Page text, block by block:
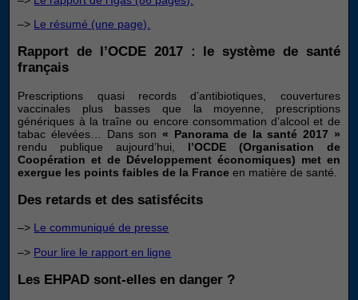
–> Le résumé (une page).
Rapport de l’OCDE 2017 : le système de santé
français
Prescriptions quasi records d’antibiotiques, couvertures
vaccinales plus basses que la moyenne, prescriptions
génériques à la traîne ou encore consommation d’alcool et de
tabac élevées… Dans son « Panorama de la santé 2017 »
rendu publique aujourd’hui, l’OCDE (Organisation de
Coopération et de Développement économiques) met en
exergue les points faibles de la France en matière de santé.
Des retards et des satisfécits
–> Le communiqué de presse
–> Pour lire le rapport en ligne
Les EHPAD sont-elles en danger ?